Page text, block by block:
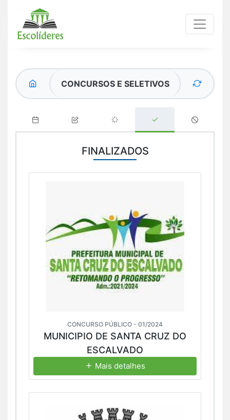
CONCURSOS E SELETIVOS
FINALIZADOS
CONCURSO PÚBLICO - 01/2024
MUNICIPIO DE SANTA CRUZ DO
ESCALVADO
Mais detalhes